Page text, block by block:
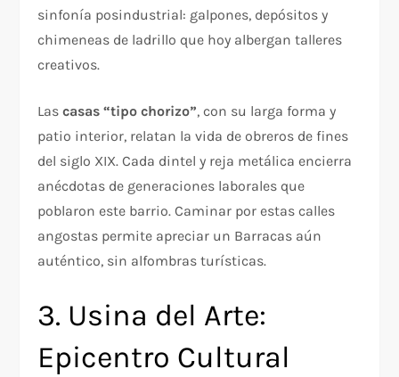
sinfonía posindustrial: galpones, depósitos y
chimeneas de ladrillo que hoy albergan talleres
creativos.
Lascasas “tipo chorizo”, con su larga forma y
patio interior, relatan la vida de obreros de fines
del siglo XIX. Cada dintel y reja metálica encierra
anécdotas de generaciones laborales que
poblaron este barrio. Caminar por estas calles
angostas permite apreciar un Barracas aún
auténtico, sin alfombras turísticas.
3. Usina del Arte:
Epicentro Cultural